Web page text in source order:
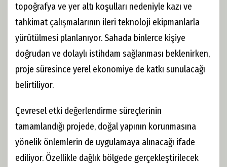
topoğrafya ve yer altı koşulları nedeniyle kazı ve
tahkimat çalışmalarının ileri teknoloji ekipmanlarla
yürütülmesi planlanıyor. Sahada binlerce kişiye
doğrudan ve dolaylı istihdam sağlanması beklenirken,
proje süresince yerel ekonomiye de katkı sunulacağı
belirtiliyor.
Çevresel etki değerlendirme süreçlerinin
tamamlandığı projede, doğal yapının korunmasına
yönelik önlemlerin de uygulamaya alınacağı ifade
ediliyor. Özellikle dağlık bölgede gerçekleştirilecek